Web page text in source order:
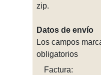
zip.
Datos de envío
Los campos
obligatorios
Factura: